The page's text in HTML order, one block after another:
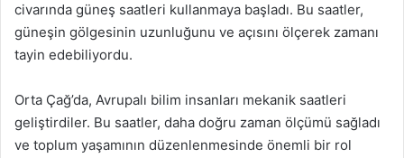
civarında güneş saatleri kullanmaya başladı. Bu saatler,
güneşin gölgesinin uzunluğunu ve açısını ölçerek zamanı
tayin edebiliyordu.
Orta Çağ’da, Avrupalı bilim insanları mekanik saatleri
geliştirdiler. Bu saatler, daha doğru zaman ölçümü sağladı
ve toplum yaşamının düzenlenmesinde önemli bir rol